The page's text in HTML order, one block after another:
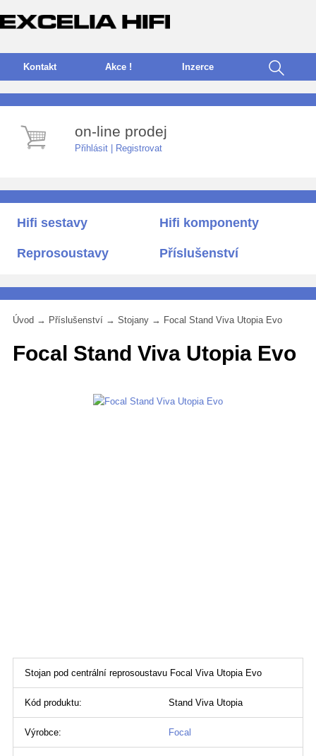
Kontakt Akce ! nzerce
on-line prodej
Přihlásit Registrovat
Hifi sestavy Hifi komponenty
Reprosoustavy Příslušenství
Úvod → Příslušenství → Stojany → Focal Stand Viva Utopia Evo
Focal Stand Viva Utopia Evo
Stojan pod centrální reprosoustavu Focal Viva Utopia Evo
Kód produktu: Stand Viva Utopia
Výrobce: Focal